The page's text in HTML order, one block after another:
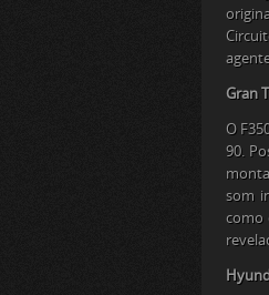
Gran
O
90.
som
como